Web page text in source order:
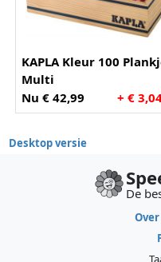
KAPLA Kleur 100
Multi
Nu € 42,99
+ €
Desktop versie
De